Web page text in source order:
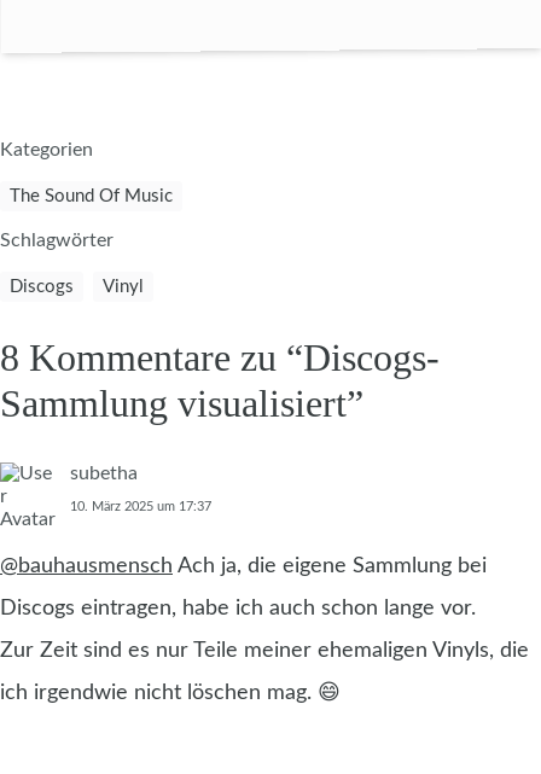
Kategorien
The Sound Of Music
Schlagwörter
Discogs Vinyl
8 Kommentare zu “Discogs-
Sammlung visualisiert”
subetha
10. März 2025 um 17:37
@bauhausmensch Ach ja, die eigene Sammlung bei
Discogs eintragen, habe ich auch schon lange vor.
Zur Zeit sind es nur Teile meiner ehemaligen Vinyls, die
ich irgendwie nicht löschen mag. 😄